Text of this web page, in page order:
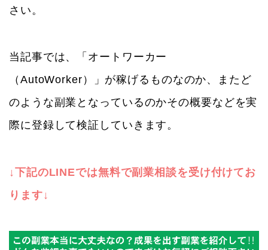
さい。
当記事では、「オートワーカー
（AutoWorker）」が稼げるものなのか、またど
のような副業となっているのかその概要などを実
際に登録して検証していきます。
↓下記のLINEでは無料で副業相談を受け付けてお
ります↓